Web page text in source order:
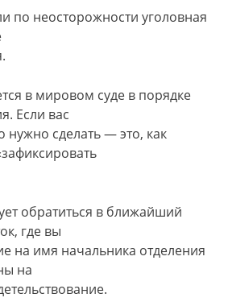
по неосторожности уголовная
в мировом суде в порядке
Если вас
нужно сделать — это, как
обратиться в ближайший
где вы
на имя начальника отделения
на